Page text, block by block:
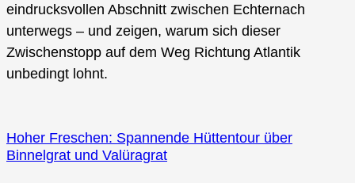
eindrucksvollen Abschnitt zwischen Echternach
unterwegs – und zeigen, warum sich dieser
Zwischenstopp auf dem Weg Richtung Atlantik
unbedingt lohnt.
Hoher Freschen: Spannende Hüttentour über
Binnelgrat und Valüragrat